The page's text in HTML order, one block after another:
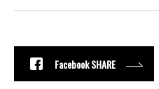
Facebook SHARE